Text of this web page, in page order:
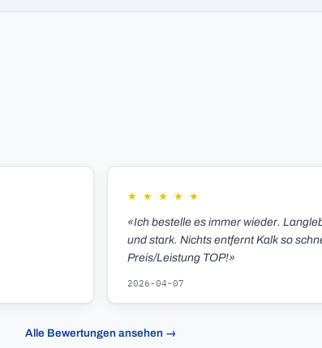
★ ★ ★ ★ ★
«Ich bestelle es immer wieder.
und stark. Nichts entfernt Kalk so
Preis/Leistung TOP!»
2026-04-07
Alle Bewertungen ansehen →